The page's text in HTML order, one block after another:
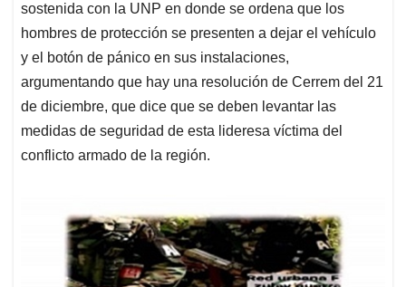
sostenida con la UNP en donde se ordena que los
hombres de protección se presenten a dejar el vehículo
y el botón de pánico en sus instalaciones,
argumentando que hay una resolución de Cerrem del 21
de diciembre, que dice que se deben levantar las
medidas de seguridad de esta lideresa víctima del
conflicto armado de la región.